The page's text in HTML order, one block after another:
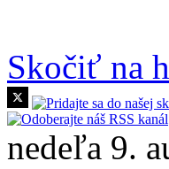
Skočiť na
nedeľa 9.